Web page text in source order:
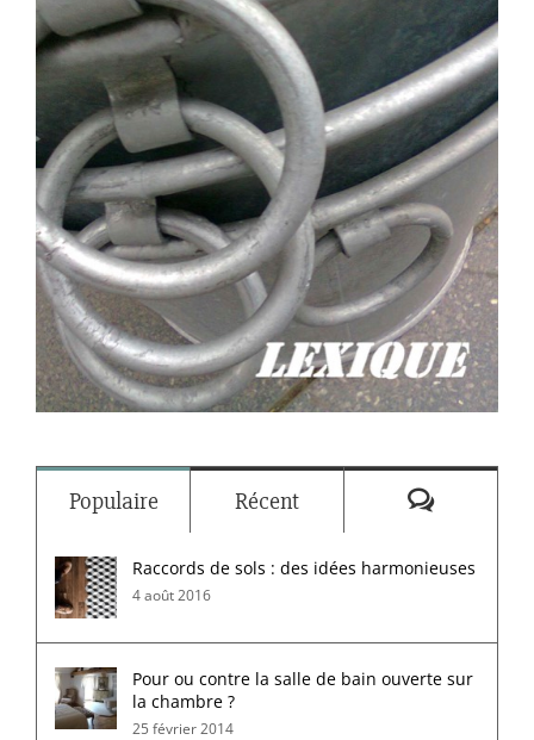
Populaire Récent
Raccords de sols : des idées harmonieuses
4 août 2016
Pour ou contre la salle de bain ouverte sur
la chambre ?
25 février 2014